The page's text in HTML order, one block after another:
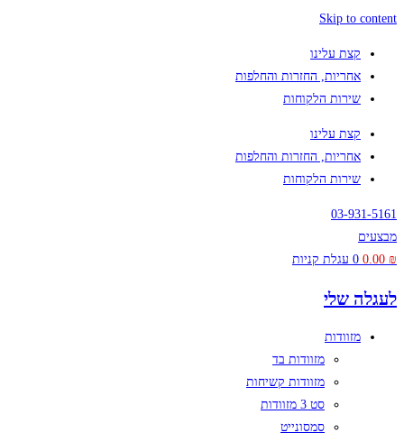
Skip to content
קצת עלינו
אחריות, החזרות והחלפות
שירות הלקוחות
קצת עלינו
אחריות, החזרות והחלפות
שירות הלקוחות
03-931-5161
מבצעים
0.00 ₪
0 עגלת קניות
לעגלה שלי
מזוודות
מזוודות בד
מזוודות קשיחות
סט 3 מזוודות
סמסונייט